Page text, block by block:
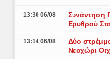
13:30 06/08
Συνάντηση
Ερυθρού
13:14 06/08
Δύο
Νεοχώρι